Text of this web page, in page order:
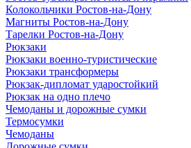
Колокольчики Ростов-на-Дону
Магниты Ростов-на-Дону
Тарелки Ростов-на-Дону
Рюкзаки
Рюкзаки военно-туристические
Рюкзаки трансформеры
Рюкзак-дипломат ударостойкий
Рюкзак на одно плечо
Чемоданы и дорожные сумки
Термосумки
Чемоданы